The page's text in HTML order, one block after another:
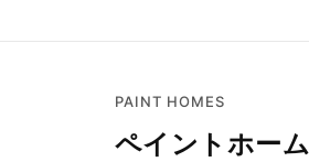
PAINT HOMES
ペイントホー